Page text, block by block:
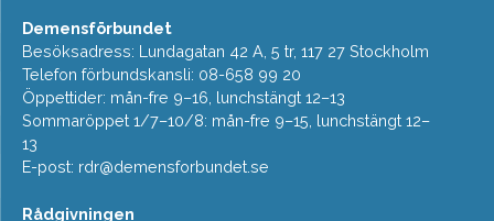
Demensförbundet
Besöksadress: Lundagatan 42 A, 5 tr, 117 27 Stockholm
Telefon förbundskansli: 08-658 99 20
Öppettider: mån-fre 9–16, lunchstängt 12–13
Sommaröppet 1/7–10/8: mån-fre 9–15, lunchstängt 12–
13
E-post: rdr@demensforbundet.se
Rådgivningen